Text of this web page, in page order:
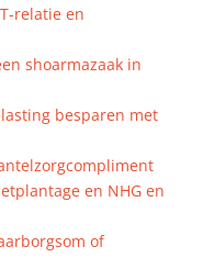
relatie en
shoarmazaak in
besparen met
en NHG en
of